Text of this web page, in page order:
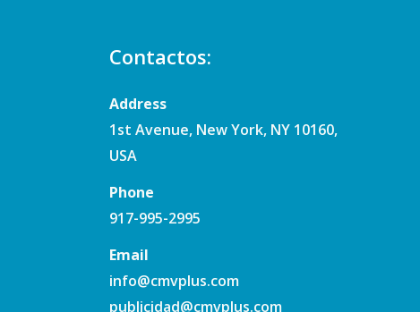
Contactos:
Address
1st Avenue, New York, NY 10160,
USA
Phone
917-995-2995
Email
info@cmvplus.com
publicidad@cmvplus.com